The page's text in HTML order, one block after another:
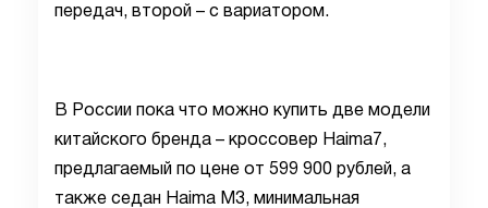
передач, второй – с вариатором.
В России пока что можно купить две модели
китайского бренда – кроссовер Haima7,
предлагаемый по цене от 599 900 рублей, а
также седан Haima M3, минимальная